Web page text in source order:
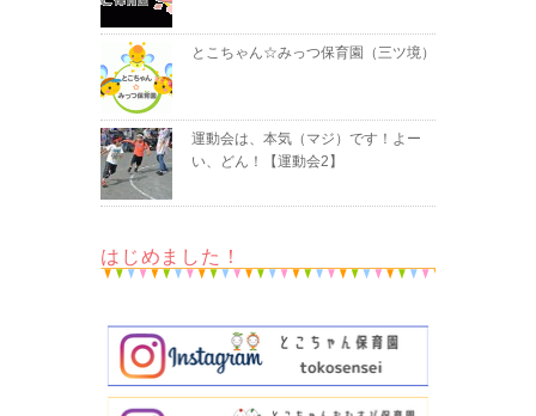
とこちゃん☆みっつ保育園（三ツ境）
運動会は、本気（マジ）です！よー
い、どん！【運動会2】
はじめました！